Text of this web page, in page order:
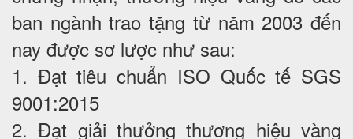
ban ngành trao tặng từ năm 2003 đến
nay được sơ lược như sau:
1. Đạt tiêu chuẩn ISO Quốc tế SGS
9001:2015
2. Đạt giải thưởng thương hiệu vàng